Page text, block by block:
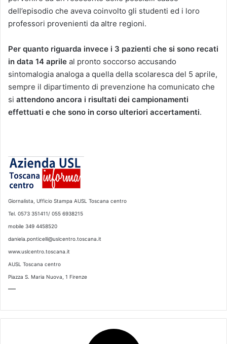
dell’episodio che aveva coinvolto gli studenti ed i loro
professori provenienti da altre regioni.
Per quanto riguarda invece i 3 pazienti che si sono recati
in data 14 aprile al pronto soccorso accusando
sintomalogia analoga a quella della scolaresca del 5 aprile,
sempre il dipartimento di prevenzione ha comunicato che
si attendono ancora i risultati dei campionamenti
effettuati e che sono in corso ulteriori accertamenti.
Giornalista, Ufficio Stampa AUSL Toscana centro
Tel. 0573 351411/ 055 6938215
mobile 349 4458520
daniela.ponticelli@uslcentro.toscana.it
www.uslcentro.toscana.it
AUSL Toscana centro
Piazza S. Maria Nuova, 1 Firenze
—